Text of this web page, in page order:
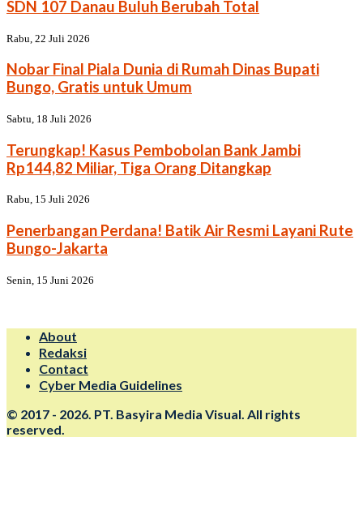
SDN 107 Danau Buluh Berubah Total
Rabu, 22 Juli 2026
Nobar Final Piala Dunia di Rumah Dinas Bupati
Bungo, Gratis untuk Umum
Sabtu, 18 Juli 2026
Terungkap! Kasus Pembobolan Bank Jambi
Rp144,82 Miliar, Tiga Orang Ditangkap
Rabu, 15 Juli 2026
Penerbangan Perdana! Batik Air Resmi Layani Rute
Bungo-Jakarta
Senin, 15 Juni 2026
About
Redaksi
Contact
Cyber Media Guidelines
© 2017 - 2026. PT. Basyira Media Visual. All rights
reserved.